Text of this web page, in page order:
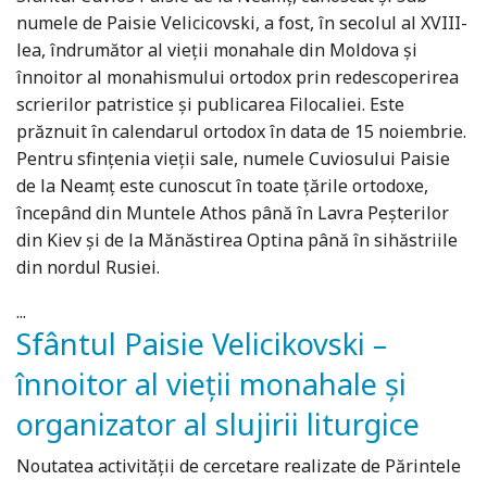
numele de Paisie Velicicovski, a fost, în secolul al XVIII-
lea, îndrumător al vieții monahale din Moldova și
înnoitor al monahismului ortodox prin redescoperirea
scrierilor patristice și publicarea Filocaliei. Este
prăznuit în calendarul ortodox în data de 15 noiembrie.
Pentru sfințenia vieții sale, numele Cuviosului Paisie
de la Neamț este cunoscut în toate țările ortodoxe,
începând din Muntele Athos până în Lavra Peșterilor
din Kiev și de la Mănăstirea Optina până în sihăstriile
din nordul Rusiei.
...
Sfântul Paisie Velicikovski –
înnoitor al vieții monahale și
organizator al slujirii liturgice
Noutatea activității de cercetare realizate de Părintele